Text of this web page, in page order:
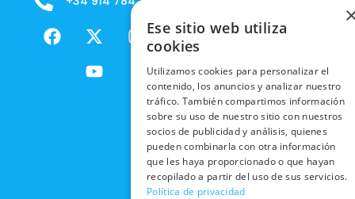
F
a
X
-
t
w
m
Y
o
u
t
NUESTOS
PRODUCTOS
SOCIAL
TRABAJA
CON
NOSOTROS
NUESTRAS
TIENDAS
NACIONALES
INTERNACIONALES
RECOGIDA
EN TIENDA
DEVOLUCIONES
Y CAMBIOS
CANCELAR
POLÍTICAS
PRIVACIDAD
EN RRSS
POLÍTICA DE
PRIVACIDAD
CONDICIONES
DE COMPRA
Ese sitio web utiliza
cookies
Utilizamos cookies para personalizar el
contenido, los anuncios y analizar nuestro
tráfico. También compartimos información
sobre su uso de nuestro sitio con nuestros
socios de publicidad y análisis, quienes
pueden combinarla con otra información
que les haya proporcionado o que hayan
recopilado a partir del uso de sus servicios.
Política de privacidad